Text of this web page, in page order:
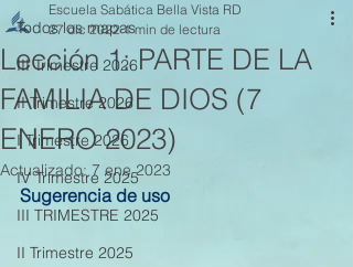
Todos los mapas
III Trimestre 2026
II Trimestre 2026
I Trimestre 2026
IV Trimestre 2025
III TRIMESTRE 2025
II Trimestre 2025
Lección 1: PARTE DE LA
FAMILIA DE DIOS (7
ENERO 2023)
Escuela Sabática Bella Vista RD
27 dic 2022 1 min de lectura
Actualizado:7 ene 2023
Sugerencia de uso